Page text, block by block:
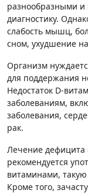
разнообразными и
диагностику.
слабость мышц,
сном, ухудшение
Организм
для поддержания
Недостаток D-
заболеваниям,
заболевания,
рак.
Лечение дефицита
рекомендуется
витаминами,
Кроме того,